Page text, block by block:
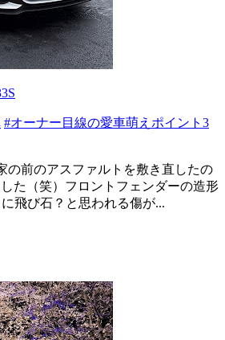
#オーナー目線の愛車萌えポイント3
の前のアスファルトを敷き直したの
た（笑）フロントフェンダーの造形
飛び石？と思われる傷が...